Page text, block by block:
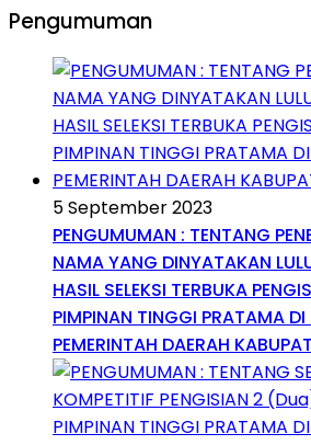
Pengumuman
5 September 2023
PENGUMUMAN : TENTANG
NAMA YANG DINYATAKAN
HASIL SELEKSI TERBUKA
PIMPINAN TINGGI PRATAMA
PEMERINTAH DAERAH